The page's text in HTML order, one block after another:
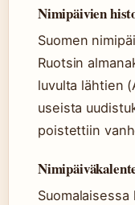
Nimipäivien
Suomen
Ruotsin
luvulta lähtien
useista
poistettiin